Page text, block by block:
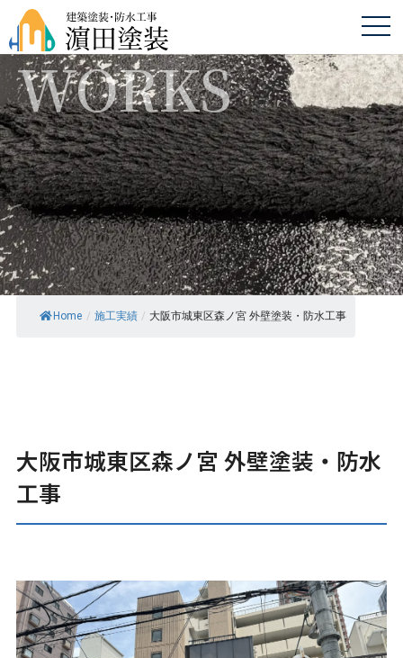
Home / 施工実績 / 大阪市城東区森ノ宮 外壁塗装・防水工事
WORKS
大阪市城東区森ノ宮 外壁塗装・防水
工事